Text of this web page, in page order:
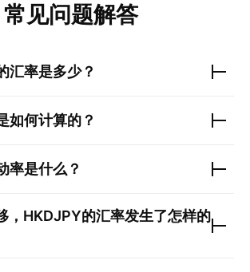
常见问题解答
汇率是多少？
如何计算的？
率是什么？
， HKDJPY的汇率发生了怎样的